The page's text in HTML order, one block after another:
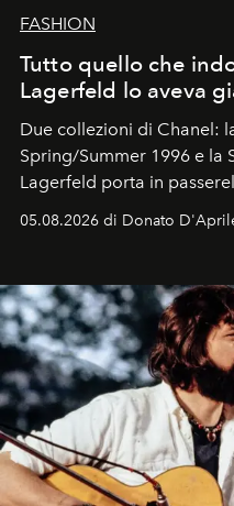
FASHION
Tutto quello che
Lagerfeld lo aveva
Due collezioni di Chanel:
Spring/Summer 1996 e la
Lagerfeld porta in
logomania pensata per la
Kate, Claudia e Carla
uno dei documenti più
05.08.2026 di Donato